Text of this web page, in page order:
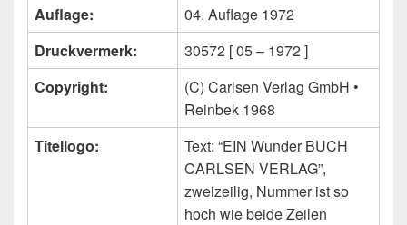
Auflage:
04. Auflage 1972
Druckvermerk:
30572 [ 05 – 1972 ]
Copyright:
(C) Carlsen Verlag GmbH •
Reinbek 1968
Titellogo:
Text: “EIN Wunder BUCH
CARLSEN VERLAG”,
zweizeilig, Nummer ist so
hoch wie beide Zeilen